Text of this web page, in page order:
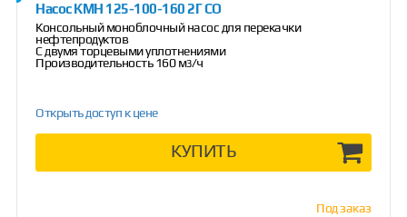
Насос КМН 125-100-160 2Г СО
Консольный моноблочный насос для перекачки
нефтепродуктов
С двумя торцевыми уплотнениями
Производительность 160 м3/ч
Открыть доступ к цене
КУПИТЬ
Под заказ